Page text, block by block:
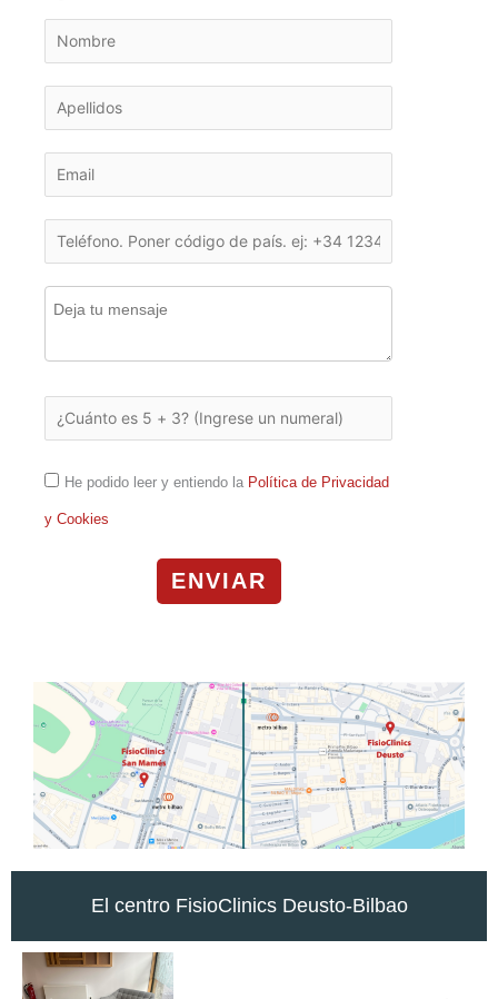
He podido leer y entiendo la Política de Privacidad
y Cookies
ENVIAR
El centro FisioClinics Deusto-Bilbao